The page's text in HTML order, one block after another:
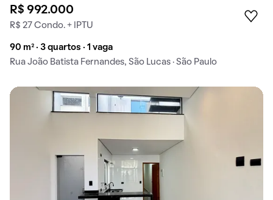
R$ 992.000
R$ 27 Condo. + IPTU
90 m² · 3 quartos · 1 vaga
Rua João Batista Fernandes, São Lucas · São Paulo